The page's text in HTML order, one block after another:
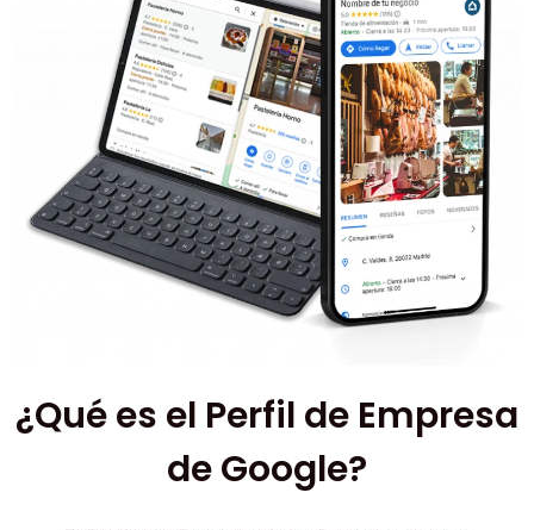
¿Qué es el Perfil de Empresa
de Google?